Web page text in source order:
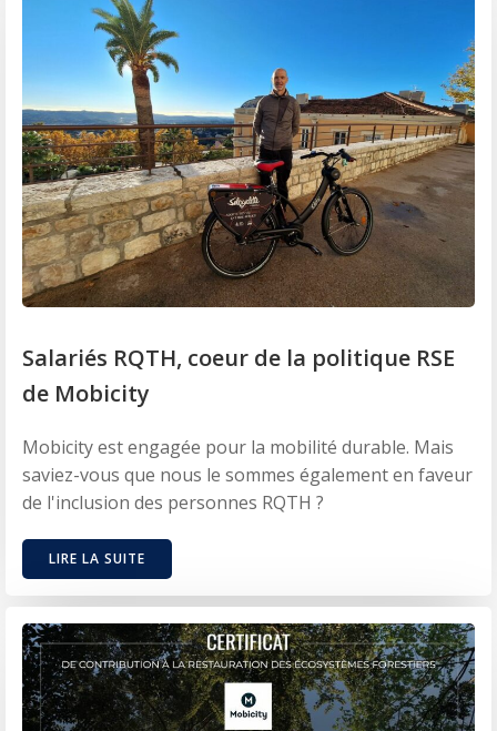
Salariés RQTH, coeur de la politique RSE
de Mobicity
Mobicity est engagée pour la mobilité durable. Mais
saviez-vous que nous le sommes également en faveur
de l'inclusion des personnes RQTH ?
LIRE LA SUITE